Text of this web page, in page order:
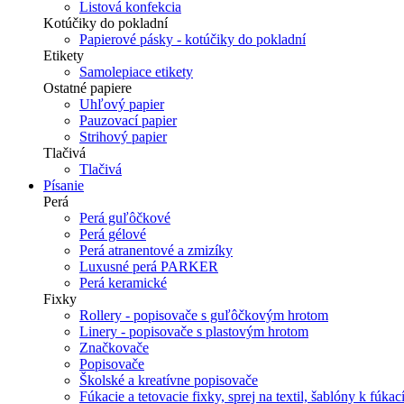
Listová konfekcia
Kotúčiky do pokladní
Papierové pásky - kotúčiky do pokladní
Etikety
Samolepiace etikety
Ostatné papiere
Uhľový papier
Pauzovací papier
Strihový papier
Tlačivá
Tlačivá
Písanie
Perá
Perá guľôčkové
Perá gélové
Perá atranentové a zmizíky
Luxusné perá PARKER
Perá keramické
Fixky
Rollery - popisovače s guľôčkovým hrotom
Linery - popisovače s plastovým hrotom
Značkovače
Popisovače
Školské a kreatívne popisovače
Fúkacie a tetovacie fixky, sprej na textil, šablóny k